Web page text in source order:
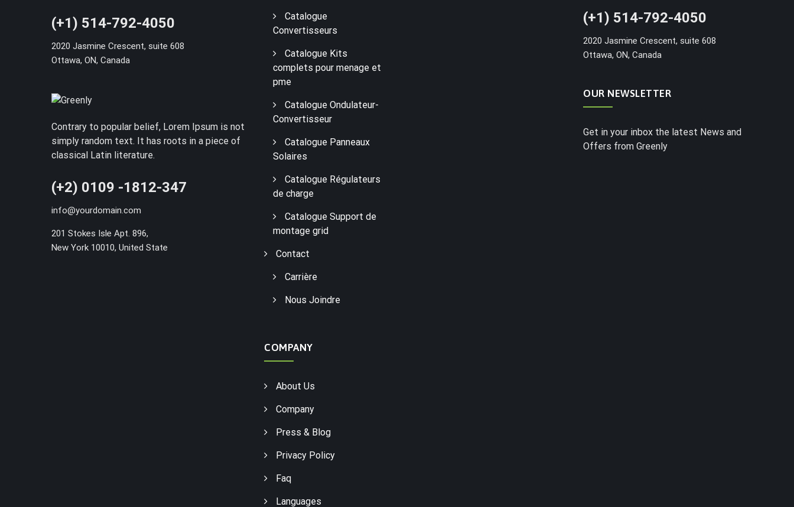
(+1) 514-792-4050
2020 Jasmine Crescent, suite 608
Ottawa, ON, Canada
Contrary to popular belief, Lorem Ipsum is not
simply random text. It has roots in a piece of
classical Latin literature.
(+2) 0109 -1812-347
info@yourdomain.com
201 Stokes Isle Apt. 896,
New York 10010, United State
Catalogue
Convertisseurs
Catalogue Kits
complets pour menage et
pme
Catalogue Ondulateur-
Convertisseur
Catalogue Panneaux
Solaires
Catalogue Régulateurs
de charge
Catalogue Support de
montage grid
Contact
Carrière
Nous Joindre
COMPANY
About Us
Company
Press & Blog
Privacy Policy
Faq
Languages
(+1) 514-792-4050
2020 Jasmine Crescent, suite 608
Ottawa, ON, Canada
OUR NEWSLETTER
Get in your inbox the latest News and
Offers from Greenly